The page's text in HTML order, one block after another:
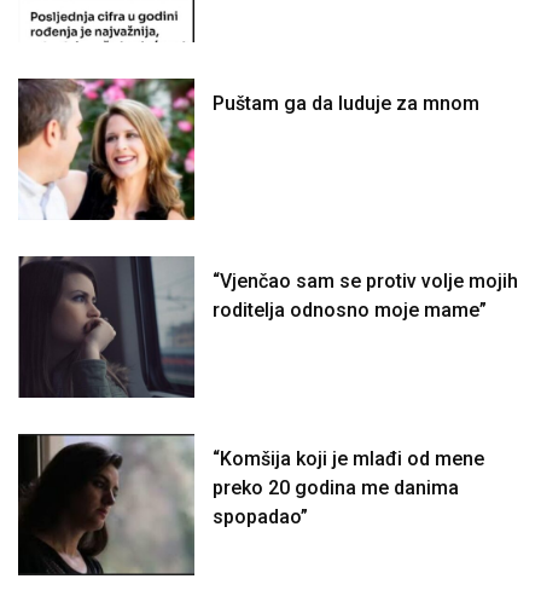
Puštam ga da luduje za mnom
“Vjenčao sam se protiv volje mojih
roditelja odnosno moje mame”
“Komšija koji je mlađi od mene
preko 20 godina me danima
spopadao”